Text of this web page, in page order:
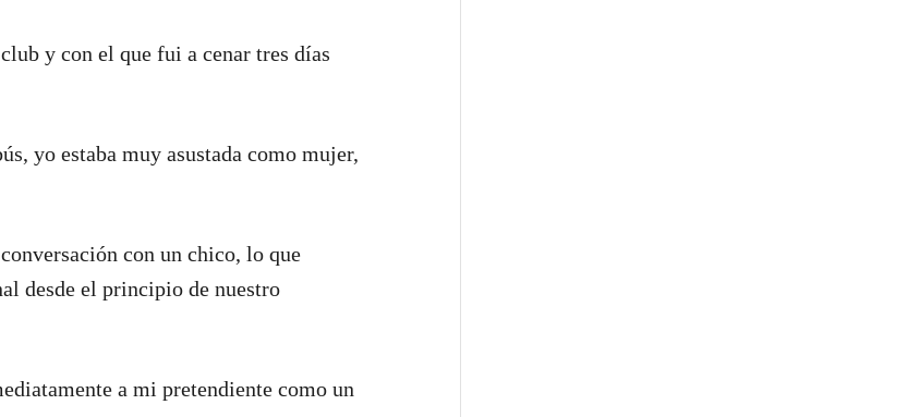
y con el que fui a cenar tres días
yo estaba muy asustada como mujer,
con un chico, lo que
desde el principio de nuestro
a mi pretendiente como un